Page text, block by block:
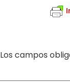
Los campos